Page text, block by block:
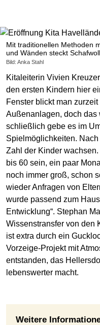
Mit traditionellen Methoden
und Wänden steckt
Bild: Anka Stahl
Kitaleiterin Vivien
den ersten Kindern hier
Fenster blickt man
Außenanlagen, doch das
schließlich gebe es im
Spielmöglichkeiten.
Zahl der Kinder
bis 60 sein, ein paar
noch immer groß, schon
wieder Anfragen von
wurde passend zum
Entwicklung“. Stephan
Wissenstransfer von den
ist extra durch ein
Vorzeige-Projekt mit
entstanden, das
lebenswerter macht.
Weitere